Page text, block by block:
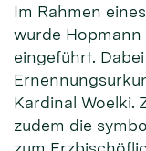
Im Rahmen
wurde
eingeführt.
Kardinal Woelki.
zudem die